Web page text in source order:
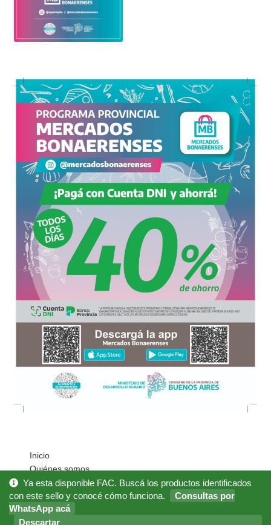
Inicio
Quiénes somos
Cómo Comprar?
Mi cuenta
Noticias
Preguntas Frecuentes
Ya esta disponible FAC. Buscá los productos identificados
con este sello y conocé cómo funciona.
Consultas por
WhatsApp acá
Descartar